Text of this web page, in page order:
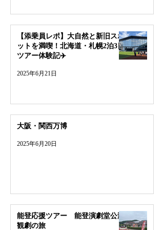
【添乗員レポ】大自然と新旧スポ
ットを満喫！北海道・札幌2泊3日
ツアー体験記✈️
2025年6月21日
大阪・関西万博
2025年6月20日
能登応援ツアー 能登演劇堂公演
観劇の旅